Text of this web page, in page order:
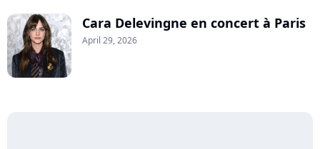
Cara Delevingne en concert à Paris
April 29, 2026